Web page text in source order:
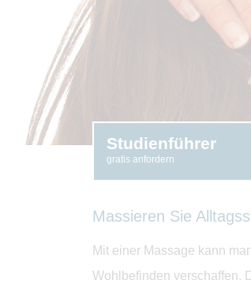
Studienführer
gratis anfordern
Massieren Sie
Mit einer Massage kann
Wohlbefinden verschaffen.